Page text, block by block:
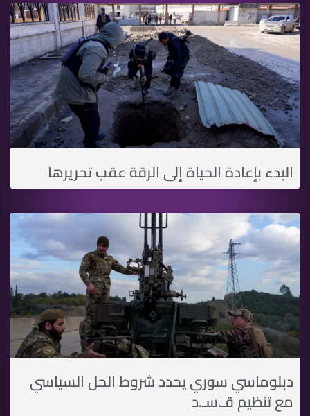
البدء بإعادة الحياة إلى الرقة عقب تحريرها
دبلوماسي سوري يحدد شروط الحل السياسي
مع تنظيم قـ.سـ.د